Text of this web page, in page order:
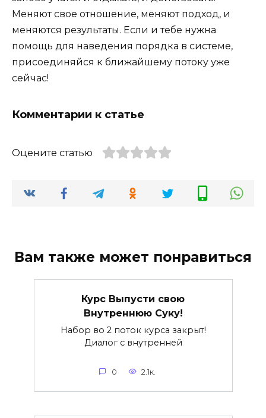
Меняют свое отношение, меняют подход, и
меняются результаты. Если и тебе нужна
помощь для наведения порядка в системе,
присоединяйся к ближайшему потоку уже
сейчас!
Комментарии к статье
Оцените статью
Вам также может понравиться
Курс Выпусти свою
Внутреннюю Суку!
Набор во 2 поток курса закрыт!
Диалог с внутренней
0 2.1к.